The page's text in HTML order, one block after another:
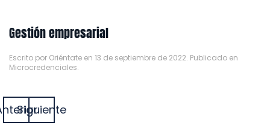
Gestión empresarial
Escrito por Oriéntate en 13 de septiembre de 2022. Publicado en
Microcredenciales.
Siguiente